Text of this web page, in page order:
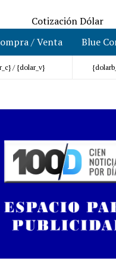
Cotización Dólar
/ Venta
Blue
/{dolar_v}